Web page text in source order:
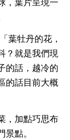
，葉片呈現一
葉牡丹的花，
？就是我們現
的話，越冷的
的話目前大概
，加點巧思布
點。